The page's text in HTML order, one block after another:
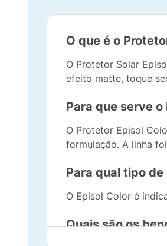
O que é o
O Protetor Solar
efeito matte, toque
Para que serve o
O Protetor Episol
formulação. A linha
Para qual tipo
O Episol Color é
Quais são os